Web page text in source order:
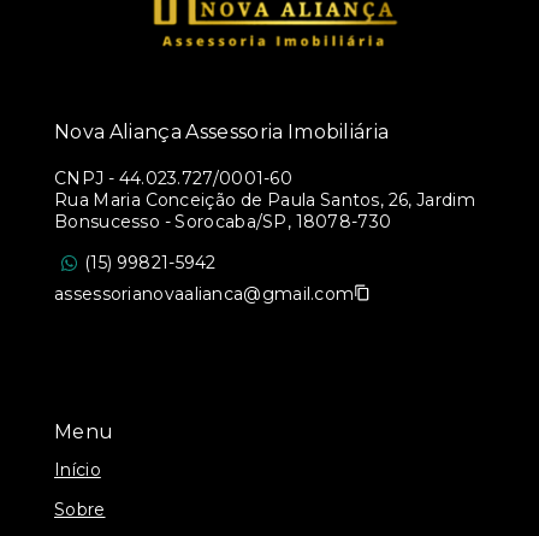
Menu
Início
Sobre
Nova Aliança Assessoria Imobiliária
CNPJ - 44.023.727/0001-60
Rua Maria Conceição de Paula Santos, 26, Jardim
Bonsucesso - Sorocaba/SP, 18078-730
(15) 99821-5942
assessorianovaalianca@gmail.com